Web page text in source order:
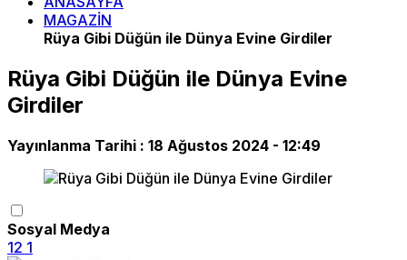
MAGAZİN
Rüya Gibi Düğün ile Dünya Evine Girdiler
Rüya Gibi Düğün ile Dünya Evine
Girdiler
Yayınlanma Tarihi : 18 Ağustos 2024 - 12:49
Sosyal Medya
12 1